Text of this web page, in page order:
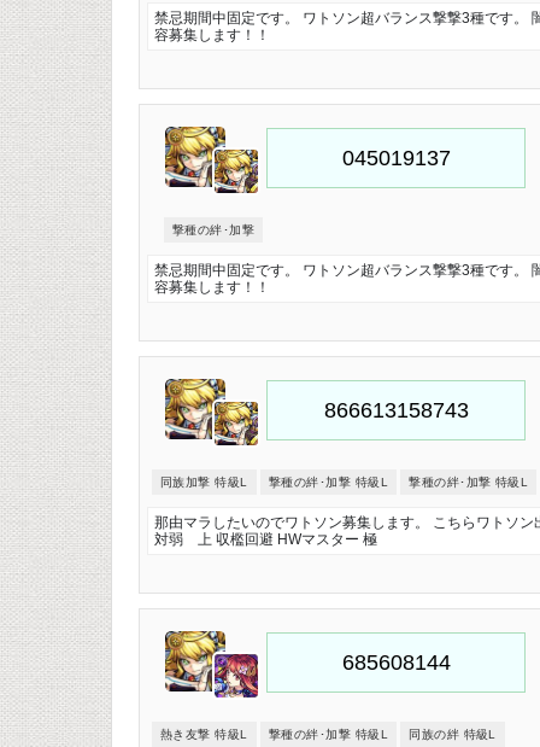
禁忌期間中固定です。 ワトソン超バランス撃撃3種です。
容募集します！！
撃種の絆･加撃
禁忌期間中固定です。 ワトソン超バランス撃撃3種です。
容募集します！！
同族加撃 特級L 撃種の絆･加撃 特級L 撃種の絆･加撃 特級L
那由マラしたいのでワトソン募集します。 こちらワト
対弱 上 収檻回避 HWマスター 極
熱き友撃 特級L 撃種の絆･加撃 特級L 同族の絆 特級L